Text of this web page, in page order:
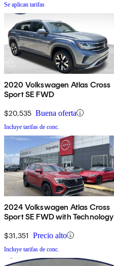
Se aplican tarifas
2020 Volkswagen Atlas Cross
Sport SE FWD
$20,535 Buena oferta
Incluye tarifas de conc.
2024 Volkswagen Atlas Cross
Sport SE FWD with Technology
$31,351 Precio alto
Incluye tarifas de conc.